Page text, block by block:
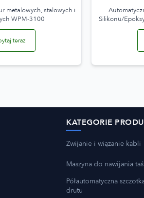
metalowych, stalowych i
WPM-3100
teraz
Silikonu/
331 WPM-
KATEGORIE
Zwijanie i wiązanie kabli
Maszyna do nawijania
Półautomatyczna
drutu